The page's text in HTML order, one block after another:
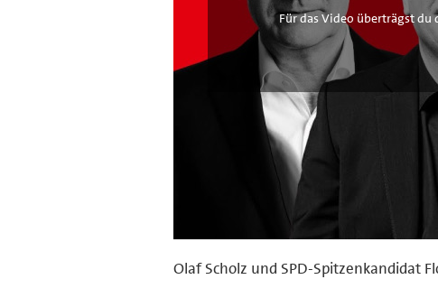
Für das Video überträgst du
Olaf Scholz und SPD-Spitzenkandidat